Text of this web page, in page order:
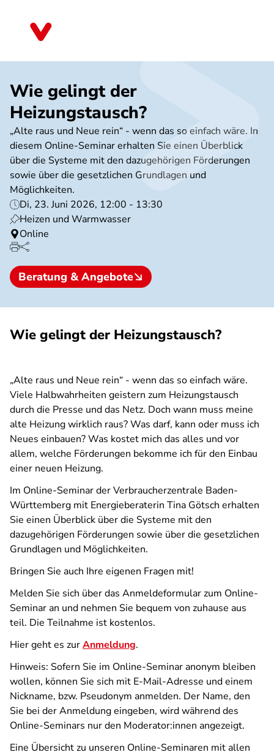
Wie gelingt der
Heizungstausch?
„Alte raus und Neue rein“ - wenn das so einfach wäre. In
diesem Online-Seminar erhalten Sie einen Überblick
über die Systeme mit den dazugehörigen Förderungen
sowie über die gesetzlichen Grundlagen und
Möglichkeiten.
Di, 23. Juni 2026, 12:00 - 13:30
Heizen und Warmwasser
Online
Beratung & Angebote
Wie gelingt der Heizungstausch?
„Alte raus und Neue rein“ - wenn das so einfach wäre.
Viele Halbwahrheiten geistern zum Heizungstausch
durch die Presse und das Netz. Doch wann muss meine
alte Heizung wirklich raus? Was darf, kann oder muss ich
Neues einbauen? Was kostet mich das alles und vor
allem, welche Förderungen bekomme ich für den Einbau
einer neuen Heizung.
Im Online-Seminar der Verbraucherzentrale Baden-
Württemberg mit Energieberaterin Tina Götsch erhalten
Sie einen Überblick über die Systeme mit den
dazugehörigen Förderungen sowie über die gesetzlichen
Grundlagen und Möglichkeiten.
Bringen Sie auch Ihre eigenen Fragen mit!
Melden Sie sich über das Anmeldeformular zum Online-
Seminar an und nehmen Sie bequem von zuhause aus
teil. Die Teilnahme ist kostenlos.
Hier geht es zurAnmeldung.
Hinweis: Sofern Sie im Online-Seminar anonym bleiben
wollen, können Sie sich mit E-Mail-Adresse und einem
Nickname, bzw. Pseudonym anmelden. Der Name, den
Sie bei der Anmeldung eingeben, wird während des
Online-Seminars nur den Moderator:innen angezeigt.
Eine Übersicht zu unseren Online-Seminaren mit allen